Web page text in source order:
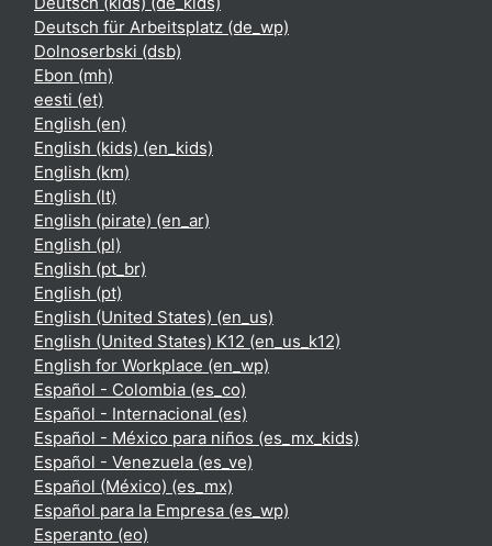
Deutsch für Arbeitsplatz ‎(de_wp)‎
Dolnoserbski ‎(dsb)‎
Ebon ‎(mh)‎
eesti ‎(et)‎
English ‎(en)‎
English (kids) ‎(en_kids)‎
English ‎(km)‎
English ‎(lt)‎
English (pirate) ‎(en_ar)‎
English ‎(pl)‎
English ‎(pt_br)‎
English ‎(pt)‎
English (United States) ‎(en_us)‎
English (United States) K12 ‎(en_us_k12)‎
English for Workplace ‎(en_wp)‎
Español - Colombia ‎(es_co)‎
Español - Internacional ‎(es)‎
Español - México para niños ‎(es_mx_kids)‎
Español - Venezuela ‎(es_ve)‎
Español (México) ‎(es_mx)‎
Español para la Empresa ‎(es_wp)‎
Esperanto ‎(eo)‎